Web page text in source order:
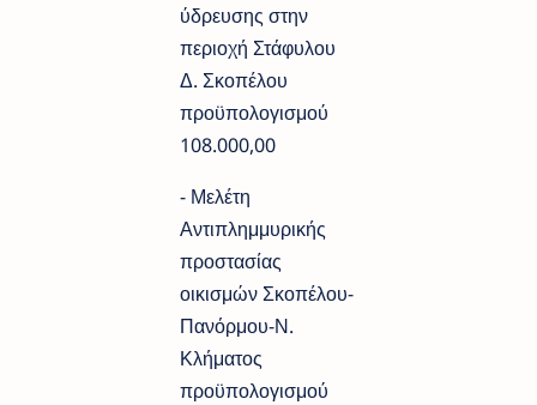
ύδρευσης στην
περιοχή Στάφυλου
Δ. Σκοπέλου
προϋπολογισμού
108.000,00
- Μελέτη
Αντιπλημμυρικής
προστασίας
οικισμών Σκοπέλου-
Πανόρμου-Ν.
Κλήματος
προϋπολογισμού